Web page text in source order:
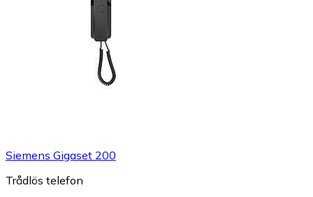
Siemens Gigaset 200
Trådlös telefon